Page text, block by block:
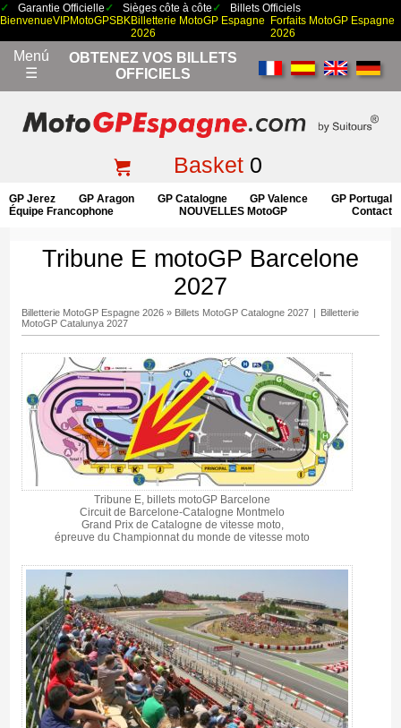
Garantie Officielle Sièges côte à côte
Billets Officiels
BienvenueVIPMotoGPSBKBilletterie MotoGP Espagne
2026
Forfaits MotoGP Espagne
2026
Menú
☰
OBTENEZ VOS BILLETS
OFFICIELS
Basket0
GP Jerez GP Aragon GP Catalogne GP Valence
GP Portugal
Équipe Francophone
NOUVELLES MotoGP Contact
Tribune E motoGP Barcelone
2027
Billetterie MotoGP Espagne 2026» Billets MotoGP Catalogne 2027 | Billetterie
MotoGP Catalunya 2027
Tribune E, billets motoGP Barcelone
Circuit de Barcelone-Catalogne Montmelo
Grand Prix de Catalogne de vitesse moto,
épreuve du Championnat du monde de vitesse moto